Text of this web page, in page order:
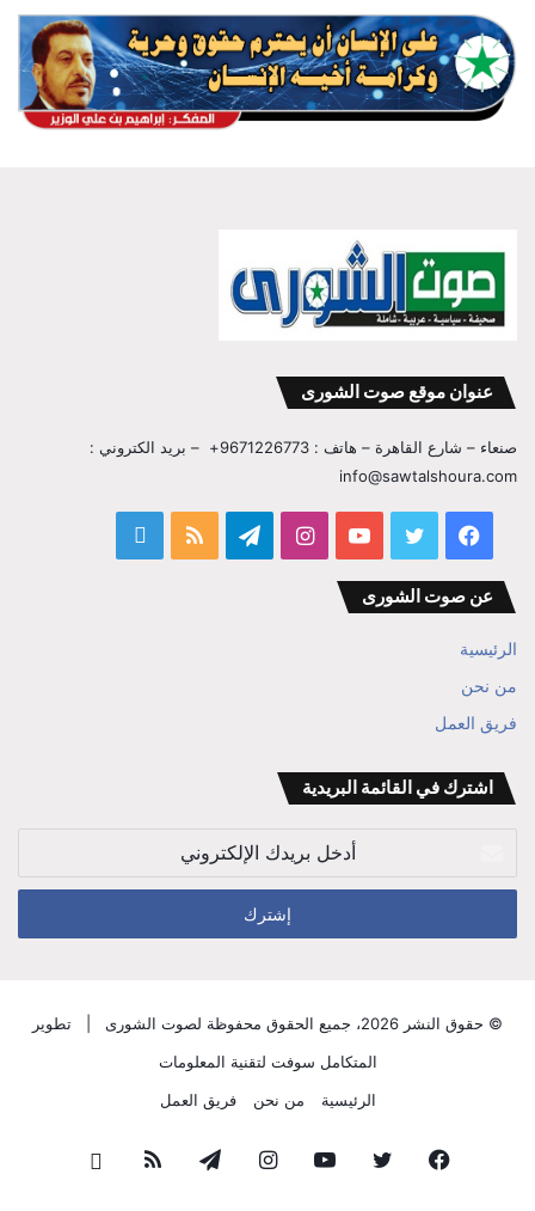
عنوان موقع صوت الشورى
صنعاء – شارع القاهرة – هاتف : 9671226773+ – بريد الكتروني :
info@sawtalshoura.com
فيسبوك تويتر يوتيوب انستقرامتيلقرام ملخص
عن صوت الشورى
الرئيسية
من نحن
فريق العمل
اشترك في القائمة البريدية
الإلكتروني
© حقوق النشر 2026، جميع الحقوق محفوظة لصوت الشورى |
تطوير
المتكامل سوفت لتقنية المعلومات
الرئيسية
من نحن فريق العمل
فيسبوك تويتر يوتيوب انستقرام تيلقرام ملخص